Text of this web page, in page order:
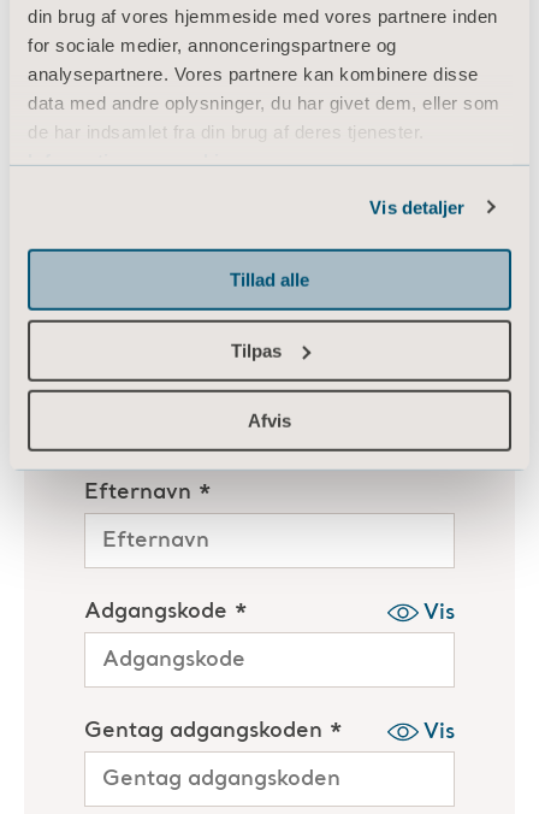
din brug af vores hjemmeside med vores partnere inden
for sociale medier, annonceringspartnere og
analysepartnere. Vores partnere kan kombinere disse
data med andre oplysninger, du har givet dem, eller som
de har indsamlet fra din brug af deres tjenester.
Vis detaljer
Tillad alle
Tilpas
Afvis